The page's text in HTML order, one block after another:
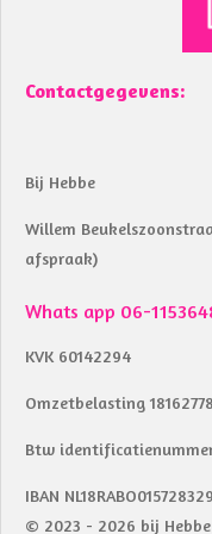
Contactgegevens:
Bij Hebbe
Willem
afspraak)
Whats app 06-
KVK 60142294
Omzetbelasting
Btw
IBAN
© 2023 - 2026 bij Hebbe